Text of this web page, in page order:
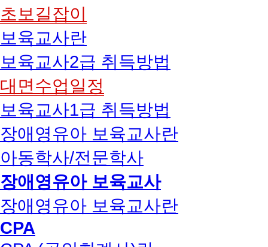
초보길잡이
보육교사란
보육교사2급 취득방법
대면수업일정
보육교사1급 취득방법
장애영유아 보육교사란
아동학사/전문학사
장애영유아 보육교사
장애영유아 보육교사란
CPA